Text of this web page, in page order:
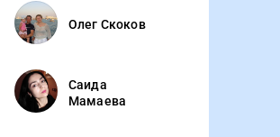
Олег Скоков
Саида
Мамаева